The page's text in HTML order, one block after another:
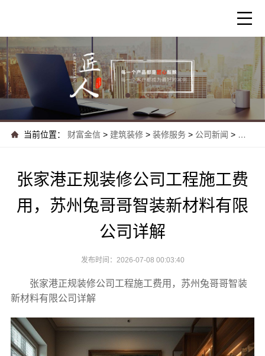
当前位置： 财富金信> 建筑装修 > 装修服务> 公司新闻 >
张家港正规装修公司工程施工费
用，苏州兔哥哥智装新材料有限
公司详解
发布时间：2026-07-08 00:03:40
张家港正规装修公司工程施工费用，苏州兔哥哥智装
新材料有限公司详解